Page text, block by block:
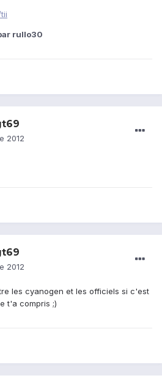
rullo30
2012
2012
les cyanogen et les officiels si c'est
t'a compris ;)